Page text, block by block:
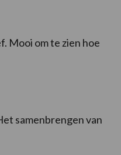
Mooi om te zien hoe
samenbrengen van